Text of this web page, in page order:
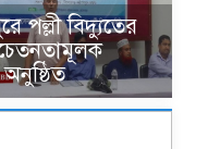
পল্লী বিদ্যুতের